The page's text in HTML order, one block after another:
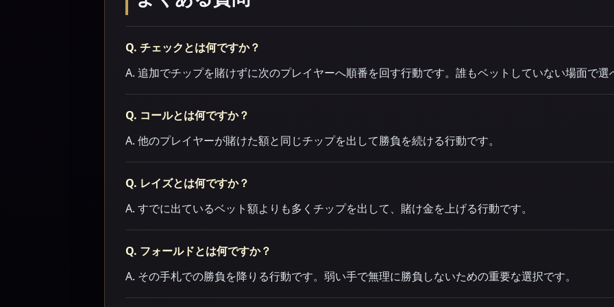
Q. チェックとは何ですか？
A. 追加でチップを賭けずに次のプレイヤーへ順番を回す行動です。誰もベットしていない場面で選
Q. コールとは何ですか？
A. 他のプレイヤーが賭けた額と同じチップを出して勝負を続ける行動です。
Q. レイズとは何ですか？
A. すでに出ているベット額よりも多くチップを出して、賭け金を上げる行動です。
Q. フォールドとは何ですか？
A. その手札での勝負を降りる行動です。弱い手で無理に勝負しないための重要な選択です。